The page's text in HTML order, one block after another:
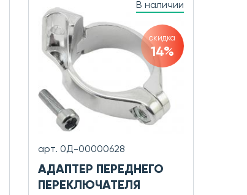
В наличии
скидка
14%
арт. 0Д-00000628
АДАПТЕР ПЕРЕДНЕГО
ПЕРЕКЛЮЧАТЕЛЯ